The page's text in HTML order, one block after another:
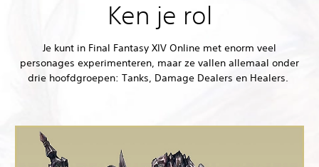
Ken je rol
Je kunt in Final Fantasy XIV Online met enorm veel
personages experimenteren, maar ze vallen allemaal onder
drie hoofdgroepen: Tanks, Damage Dealers en Healers.